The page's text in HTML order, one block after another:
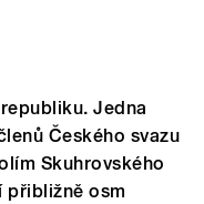
Jedna
Českého svazu
Skuhrovského
přibližně osm